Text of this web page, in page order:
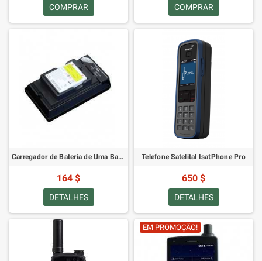
COMPRAR COMPRAR
Carregador de Bateria de Uma Baía SatStation para 9500/9505/9505A - Fonte de Alimentação dos EUA
164 $
DETALHES
Telefone Satelital IsatPhone Pro
650 $
DETALHES
EM PROMOÇÃO!